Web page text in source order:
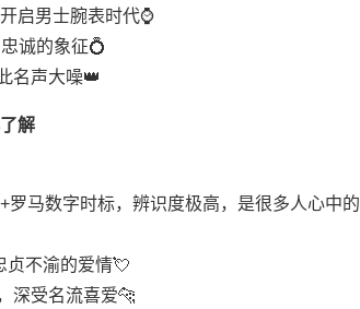
启男士腕表时代⌚️
诚的象征💍
名声大噪👑
解
马数字时标，辨识度极高，是很多人心中的
贞不渝的爱情💘
深受名流喜爱🐆